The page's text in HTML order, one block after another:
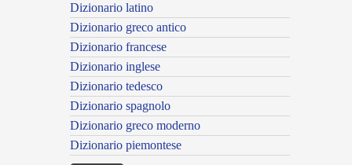
Dizionario latino
Dizionario greco antico
Dizionario francese
Dizionario inglese
Dizionario tedesco
Dizionario spagnolo
Dizionario greco moderno
Dizionario piemontese